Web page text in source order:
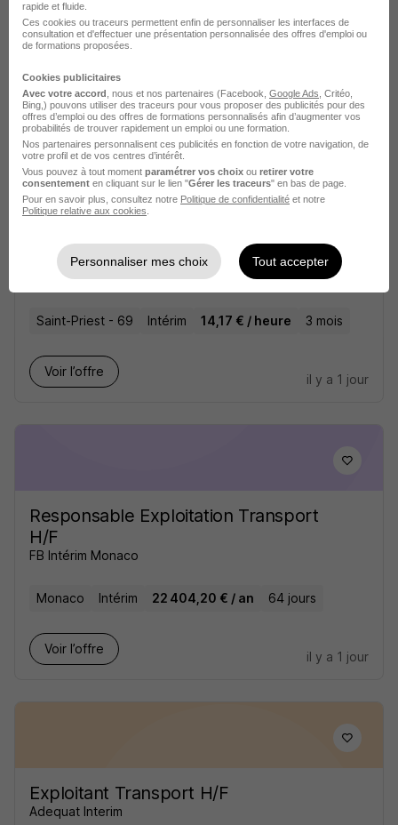
Saint-Rambert-d'Albon - 26
14,80 - 17,80 € / heure
Début le 24 août
Voir l’offre
il y a 1 jour
Superviseur - Exploitant Camionage
H/F
PROMAN
Saint-Priest - 69 Intérim 14,17 € / heure 3 mois
Voir l’offre
il y a 1 jour
Responsable Exploitation Transport
H/F
FB Intérim Monaco
Monaco Intérim 22 404,20 € / an 64 jours
Voir l’offre
il y a 1 jour
Exploitant Transport H/F
Adequat Interim
rapide et fluide.
Ces cookies ou traceurs permettent enfin de personnaliser les interfaces de
consultation et d'effectuer une présentation personnalisée des offres d'emploi ou
de formations proposées.
Cookies publicitaires
Avec votre accord , nous et nos partenaires (Facebook, Google Ads , Critéo,
Bing,) pouvons utiliser des traceurs pour vous proposer des publicités pour des
offres d’emploi ou des offres de formations personnalisés afin d’augmenter vos
probabilités de trouver rapidement un emploi ou une formation.
Nos partenaires personnalisent ces publicités en fonction de votre navigation, de
votre profil et de vos centres d’intérêt.
Vous pouvez à tout moment paramétrer vos choix ou retirer votre
consentement en cliquant sur le lien "Gérer les traceurs" en bas de page.
Pour en savoir plus, consultez notre Politique de confidentialité et notre
Politique relative aux cookies
Personnaliser mes choix Tout accepter